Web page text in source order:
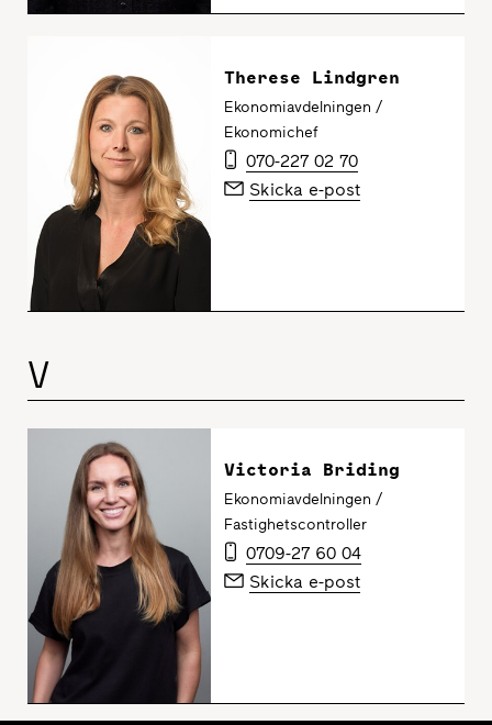
Therese Lindgren
Ekonomiavdelningen /
Ekonomichef
070-227 02 70
Skicka e-post
V
Victoria Briding
Ekonomiavdelningen /
Fastighetscontroller
0709-27 60 04
Skicka e-post